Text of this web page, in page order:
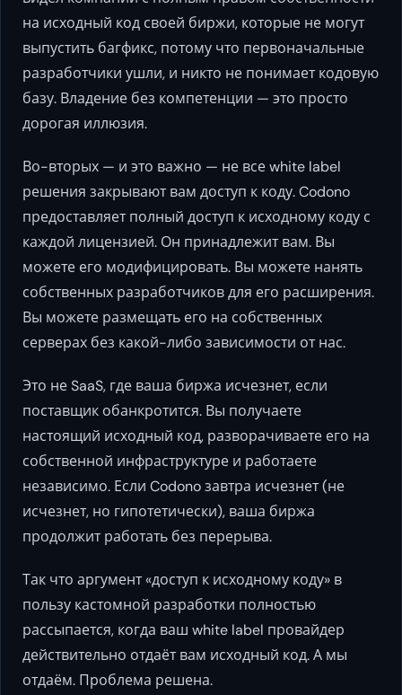
на исходный код своей биржи, которые не могут
выпустить багфикс, потому что первоначальные
разработчики ушли, и никто не понимает кодовую
базу. Владение без компетенции — это просто
дорогая иллюзия.
Во-вторых — и это важно — не все white label
решения закрывают вам доступ к коду. Codono
предоставляет полный доступ к исходному коду с
каждой лицензией. Он принадлежит вам. Вы
можете его модифицировать. Вы можете нанять
собственных разработчиков для его расширения.
Вы можете размещать его на собственных
серверах без какой-либо зависимости от нас.
Это не SaaS, где ваша биржа исчезнет, если
поставщик обанкротится. Вы получаете
настоящий исходный код, разворачиваете его на
собственной инфраструктуре и работаете
независимо. Если Codono завтра исчезнет (не
исчезнет, но гипотетически), ваша биржа
продолжит работать без перерыва.
Так что аргумент «доступ к исходному коду» в
пользу кастомной разработки полностью
рассыпается, когда ваш white label провайдер
действительно отдаёт вам исходный код. А мы
отдаём. Проблема решена.